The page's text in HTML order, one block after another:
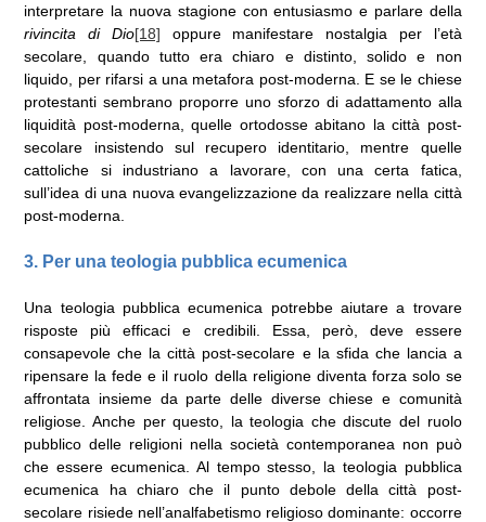
interpretare la nuova stagione con entusiasmo e parlare della
rivincita di Dio[18] oppure manifestare nostalgia per l’età
secolare, quando tutto era chiaro e distinto, solido e non
liquido, per rifarsi a una metafora post-moderna. E se le chiese
protestanti sembrano proporre uno sforzo di adattamento alla
liquidità post-moderna, quelle ortodosse abitano la città post-
secolare insistendo sul recupero identitario, mentre quelle
cattoliche si industriano a lavorare, con una certa fatica,
sull’idea di una nuova evangelizzazione da realizzare nella città
post-moderna.
3. Per una teologia pubblica ecumenica
Una teologia pubblica ecumenica potrebbe aiutare a trovare
risposte più efficaci e credibili. Essa, però, deve essere
consapevole che la città post-secolare e la sfida che lancia a
ripensare la fede e il ruolo della religione diventa forza solo se
affrontata insieme da parte delle diverse chiese e comunità
religiose. Anche per questo, la teologia che discute del ruolo
pubblico delle religioni nella società contemporanea non può
che essere ecumenica. Al tempo stesso, la teologia pubblica
ecumenica ha chiaro che il punto debole della città post-
secolare risiede nell’analfabetismo religioso dominante: occorre